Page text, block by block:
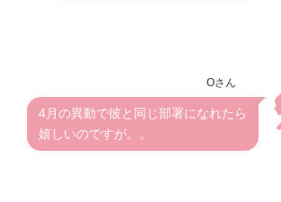
Oさん
4月の異動で彼と同じ部署になれたら
嬉しいのですが。。